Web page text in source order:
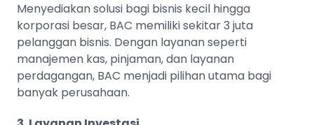
Menyediakan solusi bagi bisnis kecil hingga
korporasi besar, BAC memiliki sekitar 3 juta
pelanggan bisnis. Dengan layanan seperti
manajemen kas, pinjaman, dan layanan
perdagangan, BAC menjadi pilihan utama bagi
banyak perusahaan.